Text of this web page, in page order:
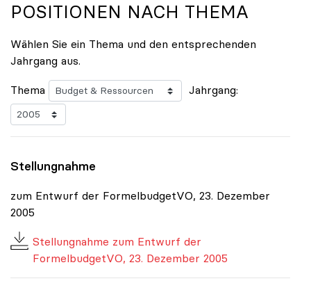
POSITIONEN NACH THEMA
Wählen Sie ein Thema und den entsprechenden
Jahrgang aus.
Thema Jahrgang:
Stellungnahme
zum Entwurf der FormelbudgetVO, 23. Dezember
2005
Stellungnahme zum Entwurf der
FormelbudgetVO, 23. Dezember 2005